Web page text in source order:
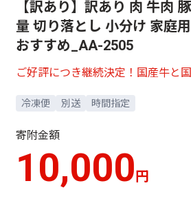
【訳あり】訳あり 肉 牛肉
量 切り落とし 小分け 家庭
おすすめ_AA-2505
ご好評につき継続決定！国産牛と
冷凍便 別送 時間指定
寄附金額
10,000円